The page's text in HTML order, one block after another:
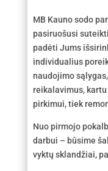
MB Kauno sodo
pasiruošusi
padėti Jums
individualius
naudojimo
reikalavimus,
pirkimui, tiek
Nuo pirmojo
darbui – būsime
vyktų sklandžiai,